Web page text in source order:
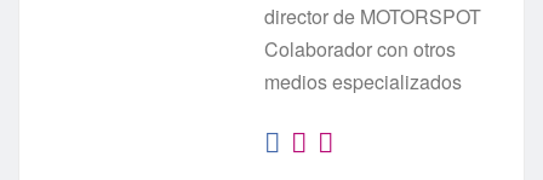
director de MOTORSPOT
Colaborador con otros
medios especializados